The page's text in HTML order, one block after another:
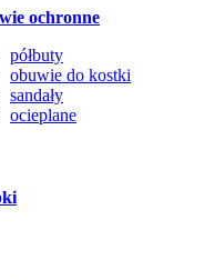
ochronne
półbuty
obuwie do kostki
sandały
ocieplane